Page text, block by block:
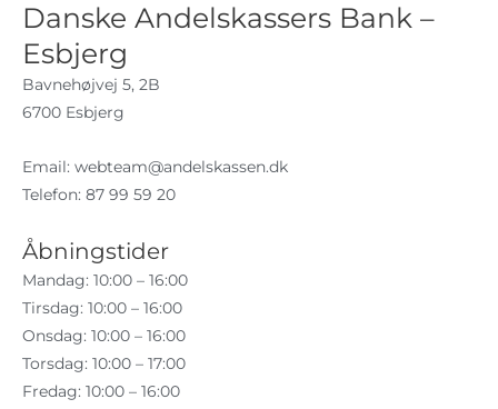
Danske Andelskassers Bank –
Esbjerg
Bavnehøjvej 5, 2B
6700 Esbjerg
Email: webteam@andelskassen.dk
Telefon: 87 99 59 20
Åbningstider
Mandag: 10:00 – 16:00
Tirsdag: 10:00 – 16:00
Onsdag: 10:00 – 16:00
Torsdag: 10:00 – 17:00
Fredag: 10:00 – 16:00